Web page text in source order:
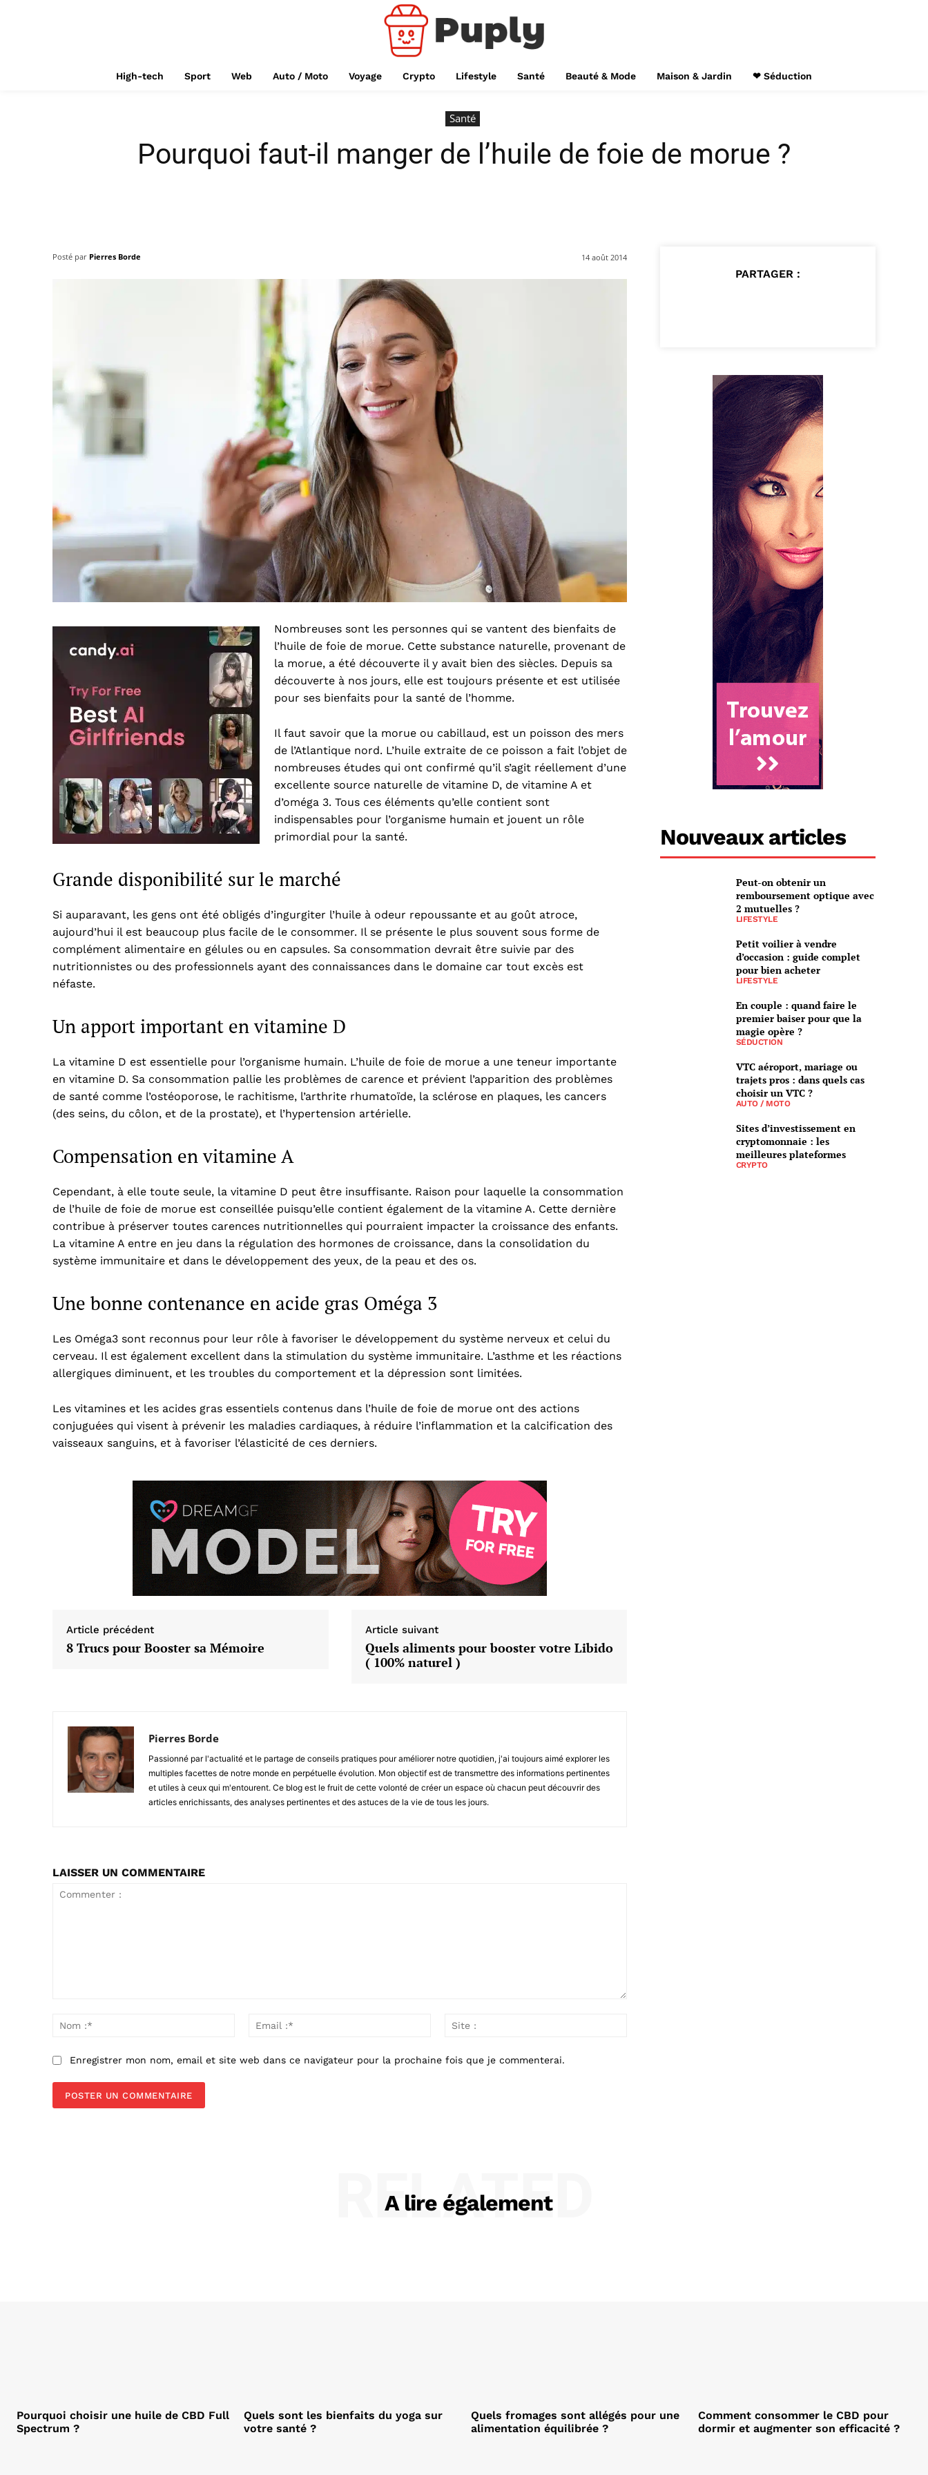
High-tech Sport Web Auto / Moto Voyage Crypto Lifestyle Santé Beauté & Mode Maison & Jardin ❤ Séduction
Santé
Pourquoi faut-il manger de l’huile de foie de morue ?
Posté par Pierres Borde 14 août 2014
Nombreuses sont les personnes qui se vantent des bienfaits de
l’huile de foie de morue. Cette substance naturelle, provenant de
la morue, a été découverte il y avait bien des siècles. Depuis sa
découverte à nos jours, elle est toujours présente et est utilisée
pour ses bienfaits pour la santé de l’homme.
Il faut savoir que la morue ou cabillaud, est un poisson des mers
de l’Atlantique nord. L’huile extraite de ce poisson a fait l’objet de
nombreuses études qui ont confirmé qu’il s’agit réellement d’une
excellente source naturelle de vitamine D, de vitamine A et
d’oméga 3. Tous ces éléments qu’elle contient sont
indispensables pour l’organisme humain et jouent un rôle
primordial pour la santé.
Grande disponibilité sur le marché
Si auparavant, les gens ont été obligés d’ingurgiter l’huile à odeur repoussante et au goût atroce,
aujourd’hui il est beaucoup plus facile de le consommer. Il se présente le plus souvent sous forme de
complément alimentaire en gélules ou en capsules. Sa consommation devrait être suivie par des
nutritionnistes ou des professionnels ayant des connaissances dans le domaine car tout excès est
néfaste.
Un apport important en vitamine D
La vitamine D est essentielle pour l’organisme humain. L’huile de foie de morue a une teneur importante
en vitamine D. Sa consommation pallie les problèmes de carence et prévient l’apparition des problèmes
de santé comme l’ostéoporose, le rachitisme, l’arthrite rhumatoïde, la sclérose en plaques, les cancers
(des seins, du côlon, et de la prostate), et l’hypertension artérielle.
Compensation en vitamine A
Cependant, à elle toute seule, la vitamine D peut être insuffisante. Raison pour laquelle la consommation
de l’huile de foie de morue est conseillée puisqu’elle contient également de la vitamine A. Cette dernière
contribue à préserver toutes carences nutritionnelles qui pourraient impacter la croissance des enfants.
La vitamine A entre en jeu dans la régulation des hormones de croissance, dans la consolidation du
système immunitaire et dans le développement des yeux, de la peau et des os.
Une bonne contenance en acide gras Oméga 3
Les Oméga3 sont reconnus pour leur rôle à favoriser le développement du système nerveux et celui du
cerveau. Il est également excellent dans la stimulation du système immunitaire. L’asthme et les réactions
allergiques diminuent, et les troubles du comportement et la dépression sont limitées.
Les vitamines et les acides gras essentiels contenus dans l’huile de foie de morue ont des actions
conjuguées qui visent à prévenir les maladies cardiaques, à réduire l’inflammation et la calcification des
vaisseaux sanguins, et à favoriser l’élasticité de ces derniers.
Article précédent
8 Trucs pour Booster sa Mémoire
Article suivant
Quels aliments pour booster votre Libido
( 100% naturel )
Pierres Borde
Passionné par l'actualité et le partage de conseils pratiques pour améliorer notre quotidien, j'ai toujours aimé explorer les
multiples facettes de notre monde en perpétuelle évolution. Mon objectif est de transmettre des informations pertinentes
et utiles à ceux qui m'entourent. Ce blog est le fruit de cette volonté de créer un espace où chacun peut découvrir des
articles enrichissants, des analyses pertinentes et des astuces de la vie de tous les jours.
LAISSER UN COMMENTAIRE
Email
Enregistrer mon nom, email et site web dans ce navigateur pour la prochaine fois que je commenterai.
PARTAGER :
Nouveaux articles
Peut-on obtenir un
remboursement optique avec
2 mutuelles ?
LIFESTYLE
Petit voilier à vendre
d’occasion : guide complet
pour bien acheter
LIFESTYLE
En couple : quand faire le
premier baiser pour que la
magie opère ?
SÉDUCTION
VTC aéroport, mariage ou
trajets pros : dans quels cas
choisir un VTC ?
AUTO / MOTO
Sites d’investissement en
cryptomonnaie : les
meilleures plateformes
CRYPTO
A lire également
RELATED
Pourquoi choisir une huile de CBD Full
Spectrum ?
Quels sont les bienfaits du yoga sur
votre santé ?
Quels fromages sont allégés pour une
alimentation équilibrée ?
Comment consommer le CBD pour
dormir et augmenter son efficacité ?